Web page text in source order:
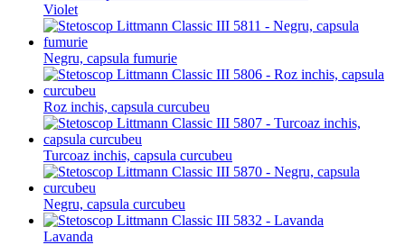
Violet
Negru, capsula fumurie
Roz inchis, capsula curcubeu
Turcoaz inchis, capsula curcubeu
Negru, capsula curcubeu
Lavanda